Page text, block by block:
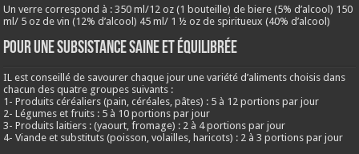
Un verre correspond à : 350 ml/12 oz (1 bouteille) de biere (5% d’alcool) 150
ml/ 5 oz de vin (12% d’alcool) 45 ml/ 1 ½ oz de spiritueux (40% d’alcool)
Pour une subsistance saine et équilibrée
IL est conseillé de savourer chaque jour une variété d’aliments choisis dans
chacun des quatre groupes suivants :
1- Produits céréaliers (pain, céréales, pâtes) : 5 à 12 portions par jour
2- Légumes et fruits : 5 à 10 portions par jour
3- Produits laitiers : (yaourt, fromage) : 2 à 4 portions par jour
4- Viande et substituts (poisson, volailles, haricots) : 2 à 3 portions par jour